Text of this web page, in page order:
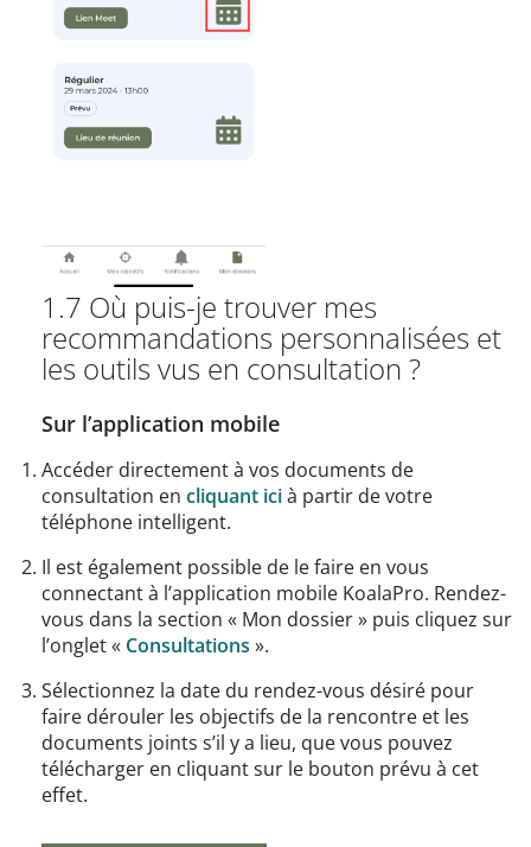
1.7 Où puis-je trouver mes
recommandations personnalisées et
les outils vus en consultation ?
Sur l’application mobile
Accéder directement à vos documents de
consultation en cliquant icià partir de votre
téléphone intelligent.
Il est également possible de le faire en vous
connectant à l’application mobile KoalaPro. Rendez-
vous dans la section « Mon dossier » puis cliquez sur
l’onglet « Consultations ».
Sélectionnez la date du rendez-vous désiré pour
faire dérouler les objectifs de la rencontre et les
documents joints s’il y a lieu, que vous pouvez
télécharger en cliquant sur le bouton prévu à cet
effet.